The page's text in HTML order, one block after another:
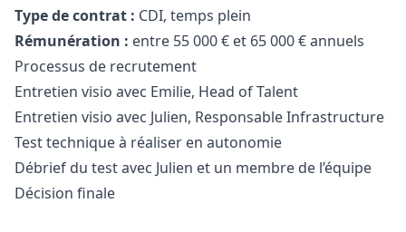
Type de contrat : CDI, temps plein
Rémunération : entre 55 000 € et 65 000 € annuels
Processus de recrutement
Entretien visio avec Emilie, Head of Talent
Entretien visio avec Julien, Responsable Infrastructure
Test technique à réaliser en autonomie
Débrief du test avec Julien et un membre de l’équipe
Décision finale